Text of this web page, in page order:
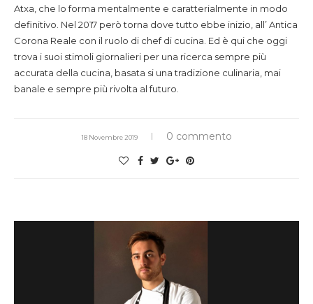
Atxa, che lo forma mentalmente e caratterialmente in modo
definitivo. Nel 2017 però torna dove tutto ebbe inizio, all’ Antica
Corona Reale con il ruolo di chef di cucina. Ed è qui che oggi
trova i suoi stimoli giornalieri per una ricerca sempre più
accurata della cucina, basata si una tradizione culinaria, mai
banale e sempre più rivolta al futuro.
18 Novembre 2019 0 commento